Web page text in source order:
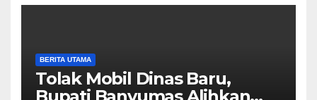
BERITA UTAMA
Tolak Mobil Dinas Baru,